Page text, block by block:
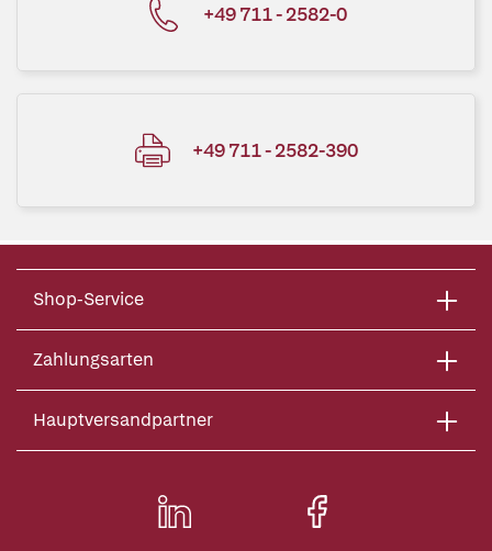
+49 711 - 2582-0
+49 711 - 2582-390
Shop-Service
Zahlungsarten
Hauptversandpartner